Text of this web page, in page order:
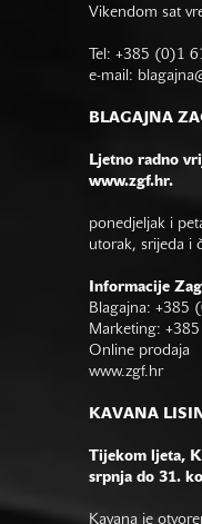
Vikendom sat
Tel: +385 (0)1
e-mail:
BLAGAJNA
Ljetno radno
www.zgf.hr.
ponedjeljak i
utorak, srijeda i
Informacije
Blagajna: +385
Marketing:
Online prodaja
www.zgf.hr
KAVANA
Tijekom ljeta,
srpnja do 31.
Kavana je